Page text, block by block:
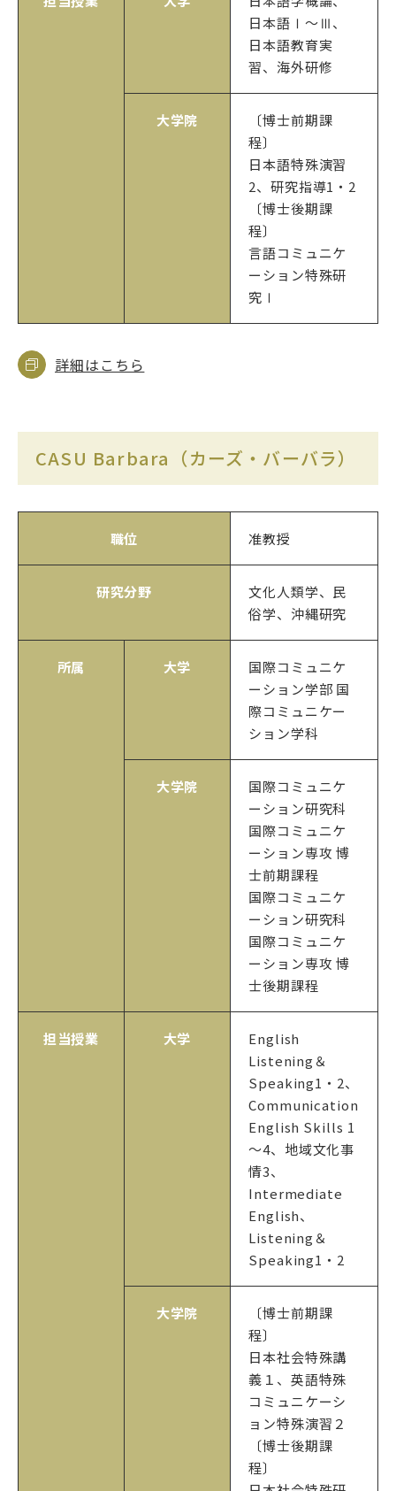
日本語Ⅰ～Ⅲ、
日本語教育実
習、海外研修
大学院
〔博士前期課
程〕
日本語特殊演習
2、研究指導1・2
〔博士後期課
程〕
言語コミュニケ
ーション特殊研
究Ⅰ
詳細はこちら
CASU Barbara（カーズ・バーバラ）
職位 准教授
研究分野
文化人類学、民
俗学、沖縄研究
所属 大学
国際コミュニケ
ーション学部 国
際コミュニケー
ション学科
大学院
国際コミュニケ
ーション研究科
国際コミュニケ
ーション専攻 博
士前期課程
国際コミュニケ
ーション研究科
国際コミュニケ
ーション専攻 博
士後期課程
担当授業 大学
English
Listening＆
Speaking1・2、
Communication
English Skills 1
～4、地域文化事
情3、
Intermediate
English、
Listening＆
Speaking1・2
大学院
〔博士前期課
程〕
日本社会特殊講
義１、英語特殊
コミュニケーシ
ョン特殊演習２
〔博士後期課
程〕